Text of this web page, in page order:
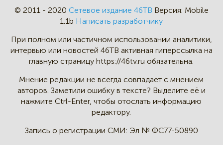
© 2011 - 2020 Сетевое издание 46ТВ Версия: Mobile
1.1b Написать разработчику
При полном или частичном использовании аналитики,
интервью или новостей 46TB активная гиперссылка на
главную страницу https://46tv.ru обязательна.
Мнение редакции не всегда совпадает с мнением
авторов. Заметили ошибку в тексте? Выделите её и
нажмите Ctrl-Enter, чтобы отослать информацию
редактору.
Запись о регистрации СМИ: Эл № ФС77-50890